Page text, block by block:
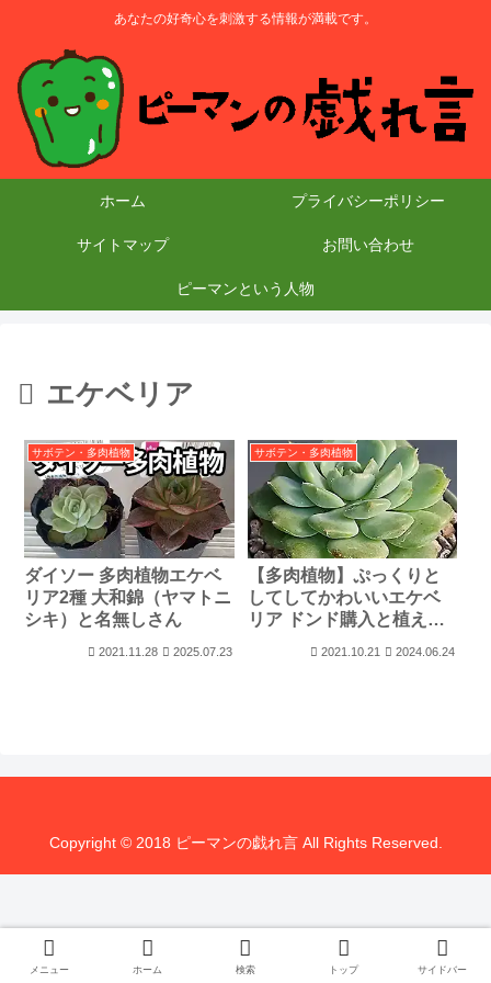
あなたの好奇心を刺激する情報が満載です。
ホーム プライバシーポリシー
サイトマップ お問い合わせ
ピーマンという人物
エケベリア
サボテン・多肉植物
ダイソー 多肉植物エケベ
リア2種 大和錦（ヤマトニ
シキ）と名無しさん
2021.11.28 2025.07.23
サボテン・多肉植物
【多肉植物】ぷっくりと
してしてかわいいエケベ
リア ドンド購入と植え替
2021.10.21 2024.06.24
Copyright © 2018 ピーマンの戯れ言 All Rights Reserved.
メニュー ホーム 検索 トップ サイドバー